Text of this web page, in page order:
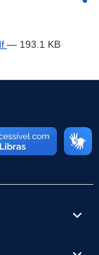
— 193.1 KB
SP